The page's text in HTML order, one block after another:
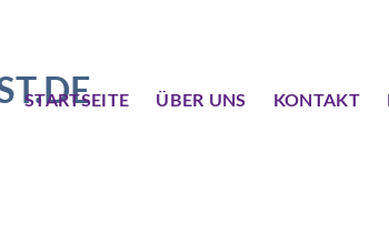
STARTSEITE
ÜBER UNS KONTAKT